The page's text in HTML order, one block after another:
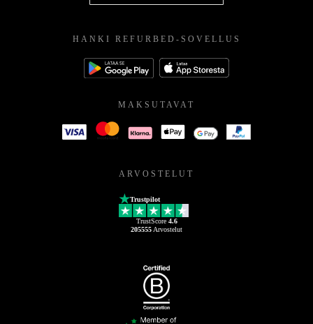
HANKI REFURBED-SOVELLUS
MAKSUTAVAT
ARVOSTELUT
Trustpilot
TrustScore 4.6
205555 Arvostelut